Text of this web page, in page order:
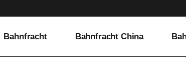
Bahnfracht Bahnfracht China